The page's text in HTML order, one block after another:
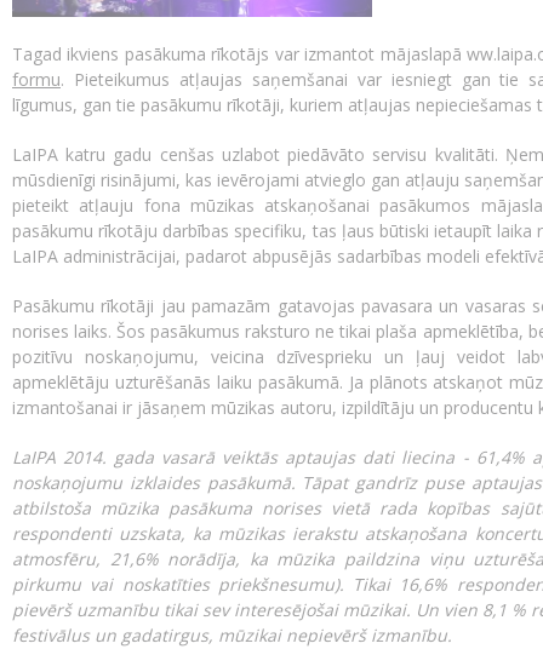
Tagad ikviens pasākuma rīkotājs var izmantot mājaslapā
formu. Pieteikumus atļaujas saņemšanai var iesniegt gan tie
līgumus, gan tie pasākumu rīkotāji, kuriem atļaujas nepieciešamas
LaIPA katru gadu cenšas uzlabot piedāvāto servisu kvalitāti.
mūsdienīgi risinājumi, kas ievērojami atvieglo gan atļauju
pieteikt atļauju fona mūzikas atskaņošanai pasākumos
pasākumu rīkotāju darbības specifiku, tas ļaus būtiski ietaupīt
LaIPA administrācijai, padarot abpusējās sadarbības modeli
Pasākumu rīkotāji jau pamazām gatavojas pavasara un vasaras
norises laiks. Šos pasākumus raksturo ne tikai plaša apmeklētība,
pozitīvu noskaņojumu, veicina dzīvesprieku un ļauj veidot
apmeklētāju uzturēšanās laiku pasākumā. Ja plānots atskaņot
izmantošanai ir jāsaņem mūzikas autoru, izpildītāju un producentu
LaIPA 2014. gada vasarā veiktās aptaujas dati liecina -
noskaņojumu izklaides pasākumā. Tāpat gandrīz puse
atbilstoša mūzika pasākuma norises vietā rada kopības
respondenti uzskata, ka mūzikas ierakstu atskaņošana
atmosfēru, 21,6% norādīja, ka mūzika paildzina viņu
pirkumu vai noskatīties priekšnesumu). Tikai 16,6%
pievērš uzmanību tikai sev interesējošai mūzikai. Un vien 8,1 %
festivālus un gadatirgus, mūzikai nepievērš izmanību.